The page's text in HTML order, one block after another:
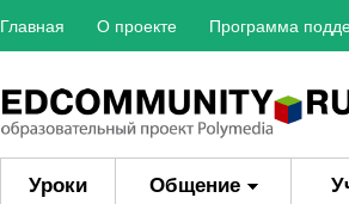
Главная О проекте Программа
Уроки Общение